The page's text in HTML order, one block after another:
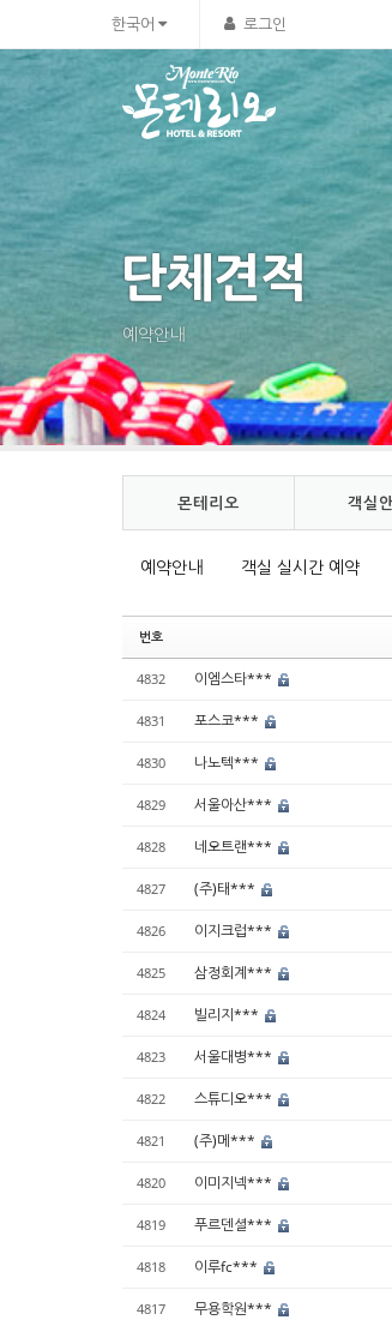
한국어 로그인
단체견적
예약안내
몬테리오 객실
예약안내 객실 실시간 예약
번호
4832 이엠스타***
4831 포스코***
4830 나노텍***
4829 서울아산***
4828 네오트랜***
4827 (주)태***
4826 이지크럽***
4825 삼정회계***
4824 빌리지***
4823 서울대병***
4822 스튜디오***
4821 (주)메***
4820 이미지넥***
4819 푸르덴셜***
4818 이루fc***
4817 무용학원***
Sketchbook5, 스케치